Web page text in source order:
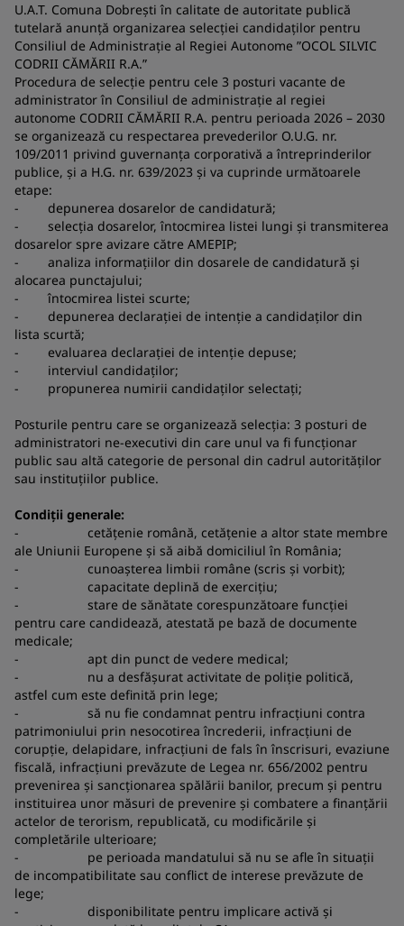
U.A.T. Comuna Dobrești în calitate de autoritate publică
tutelară anunță organizarea selecției candidaților pentru
Consiliul de Administrație al Regiei Autonome ”OCOL SILVIC
CODRII CĂMĂRII R.A.”
Procedura de selecție pentru cele 3 posturi vacante de
administrator în Consiliul de administrație al regiei
autonome CODRII CĂMĂRII R.A. pentru perioada 2026 – 2030
se organizează cu respectarea prevederilor O.U.G. nr.
109/2011 privind guvernanța corporativă a întreprinderilor
publice, și a H.G. nr. 639/2023 și va cuprinde următoarele
etape:
- depunerea dosarelor de candidatură;
- selecția dosarelor, întocmirea listei lungi și transmiterea
dosarelor spre avizare către AMEPIP;
- analiza informațiilor din dosarele de candidatură și
alocarea punctajului;
- întocmirea listei scurte;
- depunerea declarației de intenție a candidaților din
lista scurtă;
- evaluarea declarației de intenție depuse;
- interviul candidaților;
- propunerea numirii candidaților selectați;
Posturile pentru care se organizează selecția: 3 posturi de
administratori ne-executivi din care unul va fi funcționar
public sau altă categorie de personal din cadrul autorităților
sau instituțiilor publice.
Condiții generale:
- cetățenie română, cetățenie a altor state membre
ale Uniunii Europene și să aibă domiciliul în România;
- cunoașterea limbii române (scris și vorbit);
- capacitate deplină de exercițiu;
- stare de sănătate corespunzătoare funcției
pentru care candidează, atestată pe bază de documente
medicale;
- apt din punct de vedere medical;
- nu a desfășurat activitate de poliție politică,
astfel cum este definită prin lege;
- să nu fie condamnat pentru infracțiuni contra
patrimoniului prin nesocotirea încrederii, infracțiuni de
corupție, delapidare, infracțiuni de fals în înscrisuri, evaziune
fiscală, infracțiuni prevăzute de Legea nr. 656/2002 pentru
prevenirea și sancționarea spălării banilor, precum și pentru
instituirea unor măsuri de prevenire și combatere a finanțării
actelor de terorism, republicată, cu modificările și
completările ulterioare;
- pe perioada mandatului să nu se afle în situații
de incompatibilitate sau conflict de interese prevăzute de
lege;
- disponibilitate pentru implicare activă și